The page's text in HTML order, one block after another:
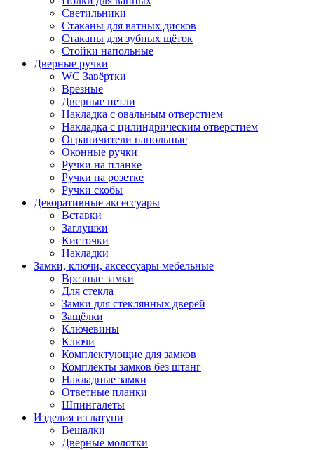
Светильники
Стаканы для ватных дисков
Стаканы для зубных щёток
Стойки напольные
Дверные ручки
WC Завёртки
Врезные
Дверные петли
Накладка с овальным отверстием
Накладка с цилиндрическим отверстием
Ограничители напольные
Оконные ручки
Ручки на планке
Ручки на розетке
Ручки скобы
Декоративные аксессуары
Вставки
Заглушки
Кисточки
Накладки
Замки, ключи, аксессуары мебельные
Врезные замки
Для стекла
Замки для стеклянных дверей
Защёлки
Ключевины
Ключи
Комплектующие для замков
Комплекты замков без штанг
Накладные замки
Ответные планки
Шпингалеты
Изделия из латуни
Вешалки
Дверные молотки